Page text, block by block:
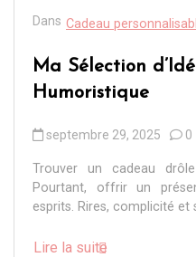
Dans Cadeau
Ma Sélection
Humoristique
septembre 29, 2025 0
Trouver un cadeau
Pourtant, offrir un
esprits. Rires, complicité et
Lire la suite